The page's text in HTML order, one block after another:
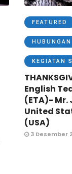
FEATURED
KEGIATAN
English
(ETA)- Mr.
United
(USA)
3 Desember